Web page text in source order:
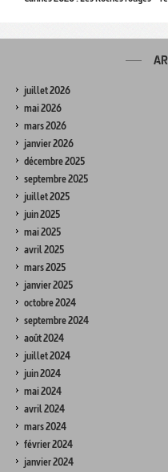
juillet 2026
mai 2026
mars 2026
janvier 2026
décembre 2025
septembre 2025
juillet 2025
juin 2025
mai 2025
avril 2025
mars 2025
janvier 2025
octobre 2024
septembre 2024
août 2024
juillet 2024
juin 2024
mai 2024
avril 2024
mars 2024
février 2024
janvier 2024